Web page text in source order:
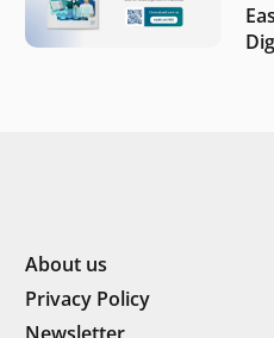
About us
Privacy Policy
Newsletter